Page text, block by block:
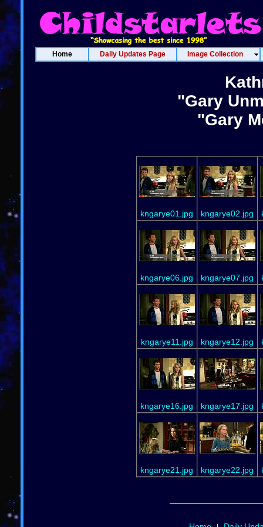
Home Daily Updates Page Image Collection
"Gary
"Gary
kngarye01.jpg kngarye02.jpg
kngarye06.jpg kngarye07.jpg
kngarye11.jpg kngarye12.jpg
kngarye16.jpg kngarye17.jpg
kngarye21.jpg kngarye22.jpg